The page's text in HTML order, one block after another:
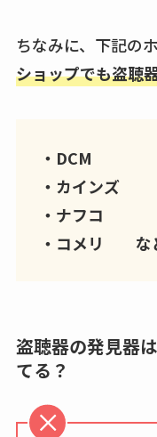
ちなみに、下記の
ショップでも盗聴
・DCM
・カインズ
・ナフコ
・コメリ な
盗聴器の発見器
てる？